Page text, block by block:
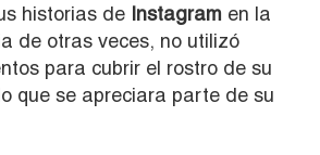
historias de Instagram en la
de otras veces, no utilizó
para cubrir el rostro de su
que se apreciara parte de su